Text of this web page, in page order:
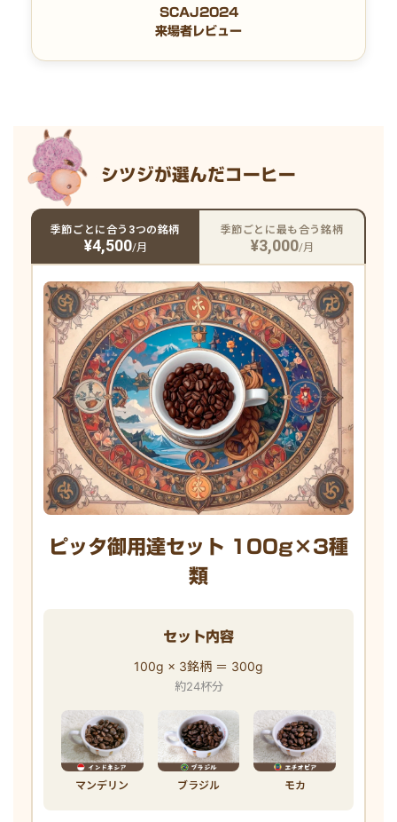
SCAJ2024
来場者レビュー
シツジが選んだコーヒー
季節ごとに合う3つの銘柄
¥4,500/月
季節ごとに最も合う銘柄
¥3,000/月
ピッタ御用達セット 100g×3種
類
セット内容
100g × 3銘柄 ＝ 300g
約24杯分
マンデリン ブラジル モカ